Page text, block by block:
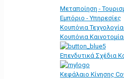
Μεταποίηση -
Εμπόριο - Υπηρεσίες
Κουπόνια
Κουπόνια
Επενδυτικά Σχέδια
Κεφάλαιο Κίνησης